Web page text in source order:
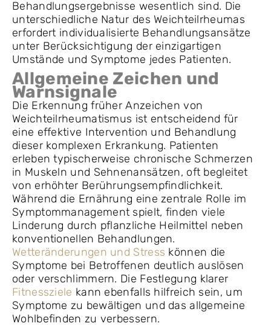
Behandlungsergebnisse wesentlich sind. Die
unterschiedliche Natur des Weichteilrheumas
erfordert individualisierte Behandlungsansätze
unter Berücksichtigung der einzigartigen
Umstände und Symptome jedes Patienten.
Allgemeine Zeichen und
Warnsignale
Die Erkennung früher Anzeichen von
Weichteilrheumatismus ist entscheidend für
eine effektive Intervention und Behandlung
dieser komplexen Erkrankung. Patienten
erleben typischerweise chronische Schmerzen
in Muskeln und Sehnenansätzen, oft begleitet
von erhöhter Berührungsempfindlichkeit.
Während die Ernährung eine zentrale Rolle im
Symptommanagement spielt, finden viele
Linderung durch pflanzliche Heilmittel neben
konventionellen Behandlungen.
Wetteränderungen und Stress können die
Symptome bei Betroffenen deutlich auslösen
oder verschlimmern. Die Festlegung klarer
Fitnessziele kann ebenfalls hilfreich sein, um
Symptome zu bewältigen und das allgemeine
Wohlbefinden zu verbessern.